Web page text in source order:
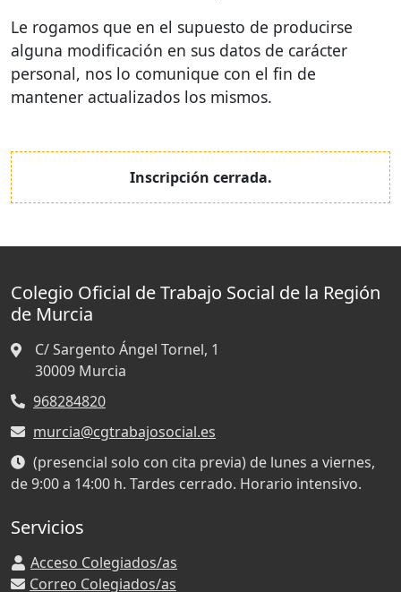
Le rogamos que en el supuesto de producirse
alguna modificación en sus datos de carácter
personal, nos lo comunique con el fin de
mantener actualizados los mismos.
Inscripción cerrada.
Colegio Oficial de Trabajo Social de la Región
de Murcia
C/ Sargento Ángel Tornel, 1
30009 Murcia
968284820
murcia@cgtrabajosocial.es
(presencial solo con cita previa) de lunes a viernes,
de 9:00 a 14:00 h. Tardes cerrado. Horario intensivo.
Servicios
Acceso Colegiados/as
Correo Colegiados/as